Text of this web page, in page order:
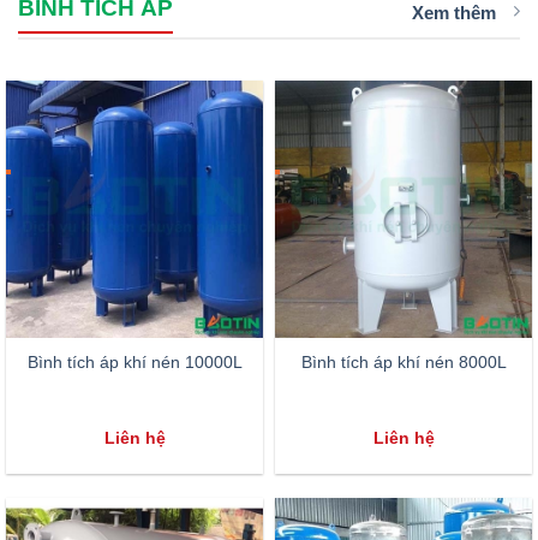
BÌNH TÍCH ÁP Xem thêm
Bình tích áp khí nén 10000L
Liên hệ
Bình tích áp khí nén 8000L
Liên hệ